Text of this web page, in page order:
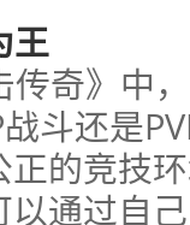
王
奇》中
斗还是
的竞技
通过自